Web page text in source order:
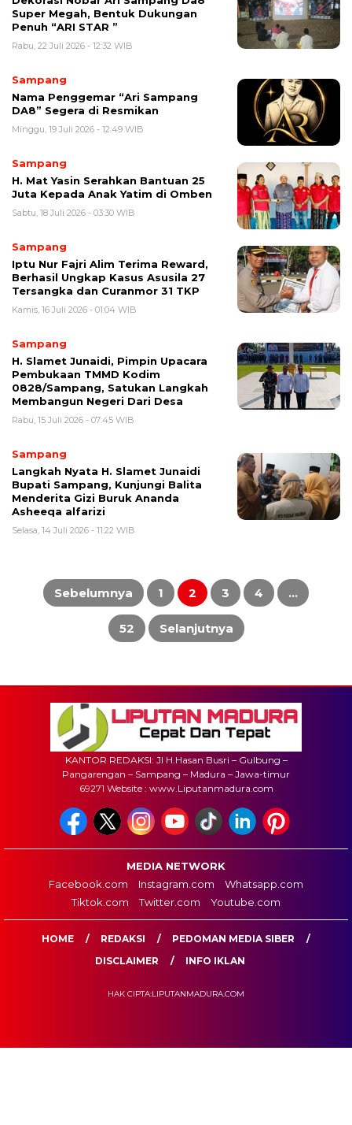
Super Megah, Bentuk Dukungan
Penuh “ARI STAR ”
Rabu, 22 Juli 2026 - 12:32 WIB
Sampang
Nama Penggemar “Ari Sampang
DA8” Segera di Resmikan
Minggu, 19 Juli 2026 - 12:49 WIB
Sampang
H. Mat Yasin Serahkan Bantuan 25
Juta Kepada Anak Yatim di Omben
Sabtu, 18 Juli 2026 - 03:30 WIB
Sampang
Iptu Nur Fajri Alim Terima Reward,
Berhasil Ungkap Kasus Asusila 27
Tersangka dan Curanmor 31 TKP
Kamis, 16 Juli 2026 - 01:04 WIB
Sampang
H. Slamet Junaidi, Pimpin Upacara
Pembukaan TMMD Kodim
0828/Sampang, Satukan Langkah
Membangun Negeri Dari Desa
Rabu, 15 Juli 2026 - 07:45 WIB
Sampang
Langkah Nyata H. Slamet Junaidi
Bupati Sampang, Kunjungi Balita
Menderita Gizi Buruk Ananda
Asheeqa alfarizi
Selasa, 14 Juli 2026 - 11:22 WIB
Paginasi
posSebelumnya 1 2 3 4 …
52 Selanjutnya
KANTOR REDAKSI: Jl H.Hasan Busri – Gulbung –
Pangarengan – Sampang – Madura – Jawa-timur
69271 Website : www.Liputanmadura.com
MEDIA NETWORK
Facebook.com
Instagram.com
Whatsapp.com
Tiktok.com
Twitter.com Youtube.com
HOME REDAKSI
PEDOMAN MEDIA SIBER
DISCLAIMER
INFO IKLAN
HAK CIPTA:LIPUTANMADURA.COM